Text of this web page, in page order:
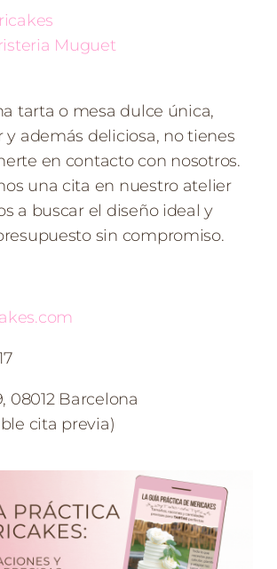
Muguet
tarta o mesa dulce única,
y además deliciosa, no tienes
en contacto con nosotros.
una cita en nuestro atelier
a buscar el diseño ideal y
sin compromiso.
08012 Barcelona
cita previa)